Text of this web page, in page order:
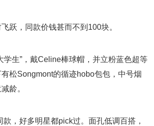
跃，同款价钱甚而不到100块。
学生”，戴Celine棒球帽，并立粉蓝色超等
松Songmont的循迹hobo包包，中号烟
龄。
，好多明星都pick过。面孔低调百搭，